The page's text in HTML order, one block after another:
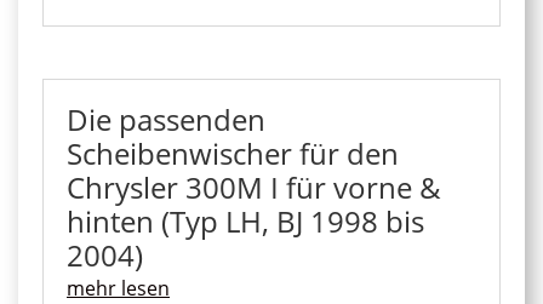
Die passenden
Scheibenwischer für den
Chrysler 300M I für vorne &
hinten (Typ LH, BJ 1998 bis
2004)
mehr lesen